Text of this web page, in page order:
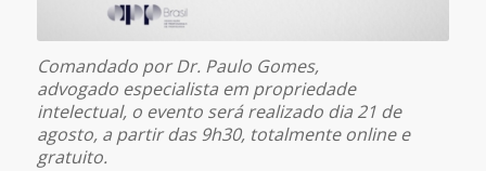
Comandado por Dr. Paulo Gomes,
advogado especialista em propriedade
intelectual, o evento será realizado dia 21 de
agosto, a partir das 9h30, totalmente online e
gratuito.